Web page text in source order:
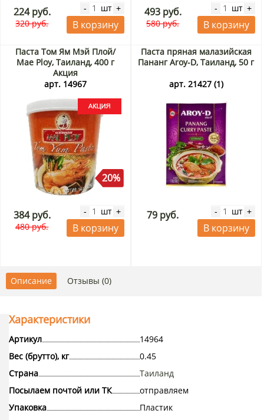
224 руб.
320 руб.
- шт +
В корзину
493 руб.
580 руб.
- шт +
В корзину
Паста Том Ям Мэй Плой/
Mae Ploy, Таиланд, 400 г
Акция
арт. 14967
20%
384 руб.
480 руб.
- шт +
В корзину
Паста пряная малазийская
Пананг Aroy-D, Таиланд, 50 г
арт. 21427 (1)
79 руб. - шт +
В корзину
Описание Отзывы (0)
Характеристики
Артикул
14964
Вес (брутто), кг
0.45
Страна
Таиланд
Посылаем почтой или ТК
отправляем
Упаковка
Пластик